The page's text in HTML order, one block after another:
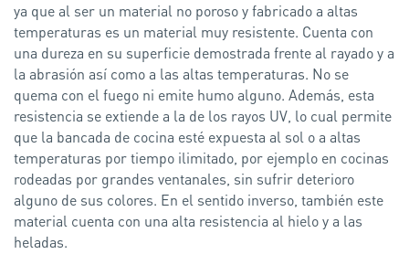
ya que al ser un material no poroso y fabricado a altas
temperaturas es un material muy resistente. Cuenta con
una dureza en su superficie demostrada frente al rayado y a
la abrasión así como a las altas temperaturas. No se
quema con el fuego ni emite humo alguno. Además, esta
resistencia se extiende a la de los rayos UV, lo cual permite
que la bancada de cocina esté expuesta al sol o a altas
temperaturas por tiempo ilimitado, por ejemplo en cocinas
rodeadas por grandes ventanales, sin sufrir deterioro
alguno de sus colores. En el sentido inverso, también este
material cuenta con una alta resistencia al hielo y a las
heladas.